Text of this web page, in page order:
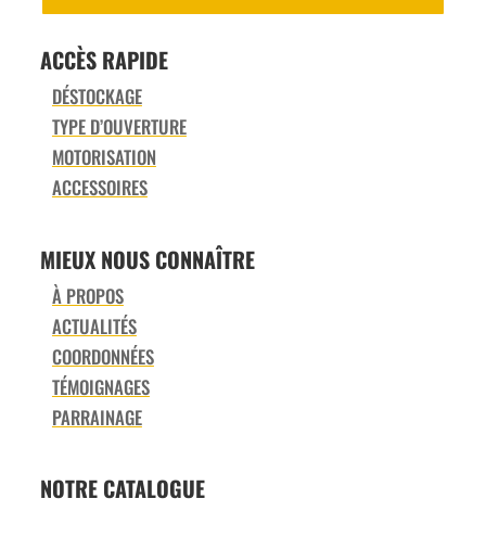
ACCÈS RAPIDE
DÉSTOCKAGE
TYPE D’OUVERTURE
MOTORISATION
ACCESSOIRES
MIEUX NOUS CONNAÎTRE
À PROPOS
ACTUALITÉS
COORDONNÉES
TÉMOIGNAGES
PARRAINAGE
NOTRE CATALOGUE